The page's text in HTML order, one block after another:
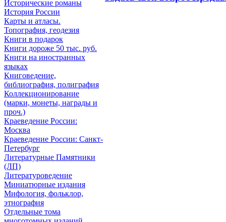
Исторические романы
История России
Карты и атласы.
Топография, геодезия
Книги в подарок
Книги дороже 50 тыс. руб.
Книги на иностранных
языках
Книговедение,
библиография, полиграфия
Коллекционирование
(марки, монеты, награды и
проч.)
Краеведение России:
Москва
Краеведение России: Санкт-
Петербург
Литературные Памятники
(ЛП)
Литературоведение
Миниатюрные издания
Мифология, фольклор,
этнография
Отдельные тома